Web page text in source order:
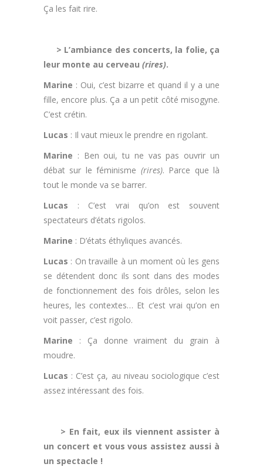
Ça les fait rire.
> L’ambiance des concerts, la folie, ça
leur monte au cerveau (rires).
Marine : Oui, c’est bizarre et quand il y a une
fille, encore plus. Ça a un petit côté misogyne.
C’est crétin.
Lucas : Il vaut mieux le prendre en rigolant.
Marine : Ben oui, tu ne vas pas ouvrir un
débat sur le féminisme (rires). Parce que là
tout le monde va se barrer.
Lucas : C’est vrai qu’on est souvent
spectateurs d’états rigolos.
Marine : D’états éthyliques avancés.
Lucas : On travaille à un moment où les gens
se détendent donc ils sont dans des modes
de fonctionnement des fois drôles, selon les
heures, les contextes… Et c’est vrai qu’on en
voit passer, c’est rigolo.
Marine : Ça donne vraiment du grain à
moudre.
Lucas : C’est ça, au niveau sociologique c’est
assez intéressant des fois.
> En fait, eux ils viennent assister à
un concert et vous vous assistez aussi à
un spectacle !